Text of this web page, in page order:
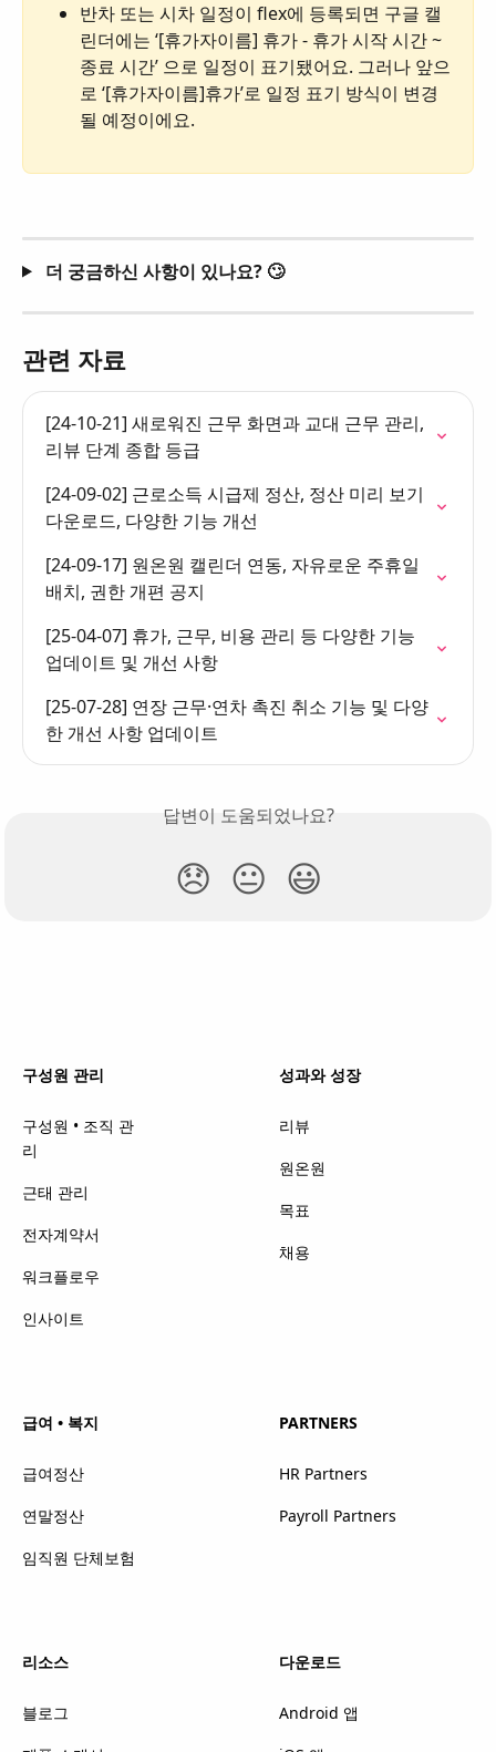
반차 또는 시차 일정이 flex에 등록되면 구글 캘
린더에는 ‘[휴가자이름] 휴가 - 휴가 시작 시간 ~
종료 시간’ 으로 일정이 표기됐어요. 그러나 앞으
로 ‘[휴가자이름]휴가’로 일정 표기 방식이 변경
될 예정이에요.
더 궁금하신 사항이 있나요? 🙄
관련 자료
[24-10-21] 새로워진 근무 화면과 교대 근무 관리,
리뷰 단계 종합 등급
[24-09-02] 근로소득 시급제 정산, 정산 미리 보기
다운로드, 다양한 기능 개선
[24-09-17] 원온원 캘린더 연동, 자유로운 주휴일
배치, 권한 개편 공지
[25-04-07] 휴가, 근무, 비용 관리 등 다양한 기능
업데이트 및 개선 사항
[25-07-28] 연장 근무·연차 촉진 취소 기능 및 다양
한 개선 사항 업데이트
답변이 도움되었나요?
😞 😐 😃
구성원 관리
구성원 • 조직 관
리
근태 관리
전자계약서
워크플로우
인사이트
성과와 성장
리뷰
원온원
목표
채용
급여 • 복지
급여정산
연말정산
임직원 단체보험
PARTNERS
HR Partners
Payroll Partners
리소스
블로그
다운로드
Android 앱